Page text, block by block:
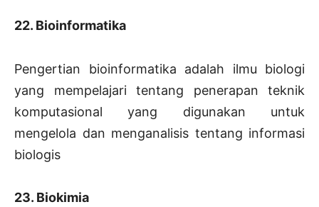
22. Bioinformatika
Pengertian bioinformatika adalah ilmu biologi
yang mempelajari tentang penerapan teknik
komputasional yang digunakan untuk
mengelola dan menganalisis tentang informasi
biologis
23. Biokimia